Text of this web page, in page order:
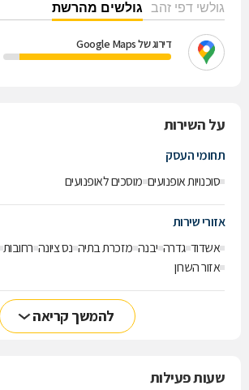
גולשי דפי זהב גולשים מהרשת
דירוג של Google Maps
על השירות
תחומי העסק
סוכנויות אופנועים מוסכים לאופנועים
אזורי שירות
אשדוד גדרה יבנה מזכרת בתיה נס ציונה רחובות
אזור השרון
להמשך קריאה
שעות פעילות